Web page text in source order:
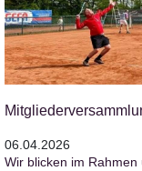
06.04.2026
Wir blicken im